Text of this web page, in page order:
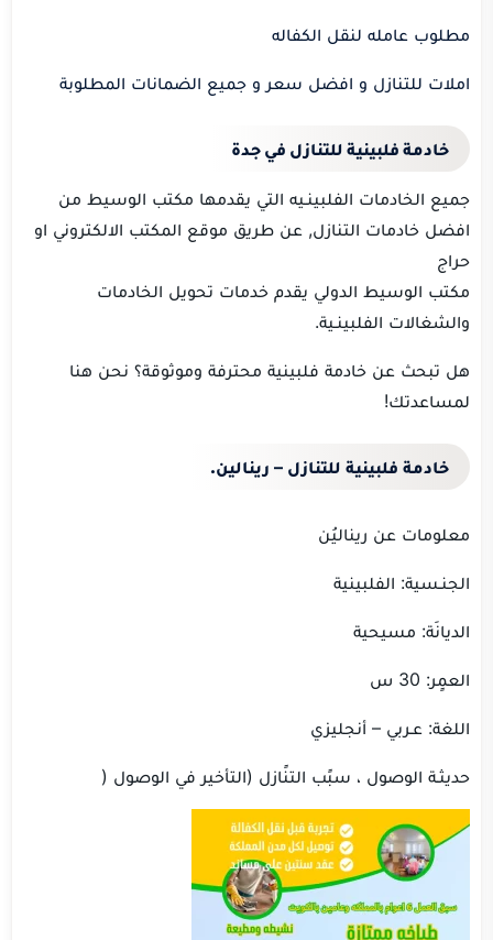
مطلوب عامله لنقل الكفاله
املات للتنازل و افضل سعر و جميع الضمانات المطلوبة
خادمة فلبينية للتنازل في جدة
جميع الخادمات الفلبينـيه التي يقدمها مكتب الوسيط من
افضل خادمات التنازل, عن طريق موقع المكتب الالكتروني او
حراج
مكتب الوسيط الدولي يقدم خدمات تحويل الخادمات
والشغالات الفلبينـية.
هل تبحث عن خادمة فلبينية محترفة وموثوقة؟ نحن هنا
لمساعدتك!
خادمة فلبينية للتنازل – رينالين.
معلومات عن ريناليُن
الجنـسية: الفلبينية
الديانَة: مسيحية
العمٍر: 30 س
اللغة: عـربي – أنجليزي
حديثـة الوصول ، سبًب التنًازل (التأخير في الوصول (